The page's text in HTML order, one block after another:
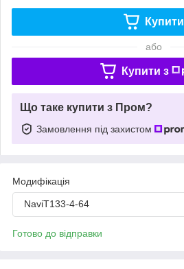
Купити
або
Купити з
Що таке купити з Пром?
Замовлення під захистом
Модифікація
NaviT133-4-64
Готово до відправки